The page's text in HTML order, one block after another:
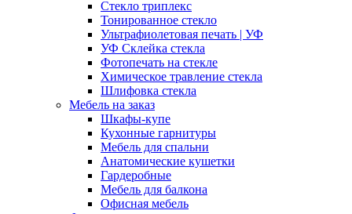
Стекло триплекс
Тонированное стекло
Ультрафиолетовая печать | УФ
УФ Склейка стекла
Фотопечать на стекле
Химическое травление стекла
Шлифовка стекла
Мебель на заказ
Шкафы-купе
Кухонные гарнитуры
Мебель для спальни
Анатомические кушетки
Гардеробные
Мебель для балкона
Офисная мебель